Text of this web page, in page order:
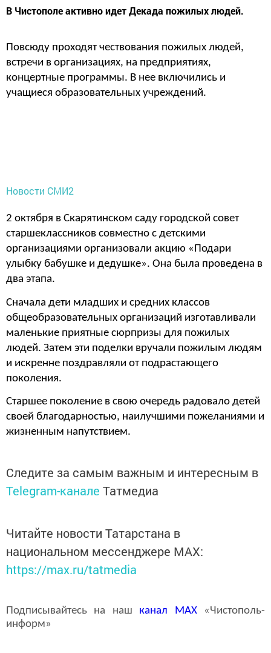
В Чистополе активно идет Декада пожилых людей.
Повсюду проходят чествования пожилых людей,
встречи в организациях, на предприятиях,
концертные программы. В нее включились и
учащиеся образовательных учреждений.
Новости СМИ2
2 октября в Скарятинском саду городской совет
старшеклассников совместно с детскими
организациями организовали акцию «Подари
улыбку бабушке и дедушке». Она была проведена в
два этапа.
Сначала дети младших и средних классов
общеобразовательных организаций изготавливали
маленькие приятные сюрпризы для пожилых
людей. Затем эти поделки вручали пожилым людям
и искренне поздравляли от подрастающего
поколения.
Старшее поколение в свою очередь радовало детей
своей благодарностью, наилучшими пожеланиями и
жизненным напутствием.
Следите за самым важным и интересным в
Telegram-канале Татмедиа
Читайте новости Татарстана в
национальном мессенджере MАХ:
https://max.ru/tatmedia
Подписывайтесь на наш канал MAX«Чистополь-
информ»